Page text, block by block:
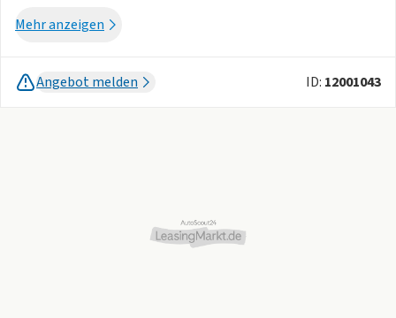
- Rückfahrkamera
- Müdigkeitserkennung / Aufmerksamkeitsassistent
- Geschwindigkeitsbegrenzer
Mehr anzeigen
Angebot melden ID: 12001043